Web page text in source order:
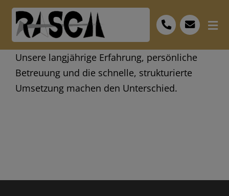
Skip
content
Start
Leistungen
Unsere langjährige Erfahrung, persönliche
Betreuung und die schnelle, strukturierte
Umsetzung machen den Unterschied.